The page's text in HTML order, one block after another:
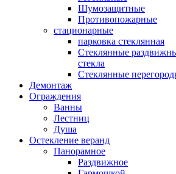
Шумозащитные
Противопожарные
стационарные
парковка стеклянная
Стеклянные
стекла
Стеклянные
Демонтаж
Ограждения
Ванны
Лестниц
Душа
Остекление веранд
Панорамное
Раздвижное